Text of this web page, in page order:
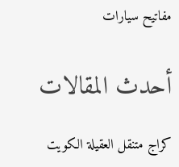
مفاتيح سيارات
أحدث المقالات
كراج متنقل العقيلة الكويت